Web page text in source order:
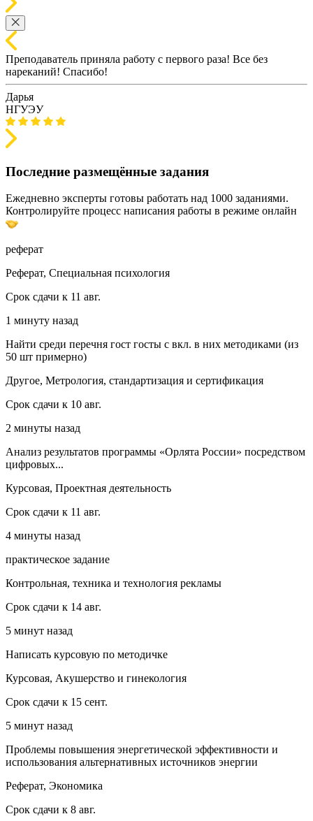
Преподаватель приняла работу с первого раза! Все без
нареканий! Спасибо!
Дарья
НГУЭУ
Последние размещённые задания
Ежедневно эксперты готовы работать над 1000 заданиями.
Контролируйте процесс написания работы в режиме онлайн
реферат
Реферат, Специальная психология
Срок сдачи к 11 авг.
1 минуту назад
Найти среди перечня гост госты с вкл. в них методиками (из
50 шт примерно)
Другое, Метрология, стандартизация и сертификация
Срок сдачи к 10 авг.
2 минуты назад
Анализ результатов программы «Орлята России» посредством
цифровых...
Курсовая, Проектная деятельность
Срок сдачи к 11 авг.
4 минуты назад
практическое задание
Контрольная, техника и технология рекламы
Срок сдачи к 14 авг.
5 минут назад
Написать курсовую по методичке
Курсовая, Акушерство и гинекология
Срок сдачи к 15 сент.
5 минут назад
Проблемы повышения энергетической эффективности и
использования альтернативных источников энергии
Реферат, Экономика
Срок сдачи к 8 авг.